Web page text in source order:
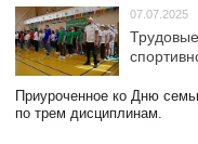
07.07.2025
Приуроченное ко Дню
по трем дисциплинам.